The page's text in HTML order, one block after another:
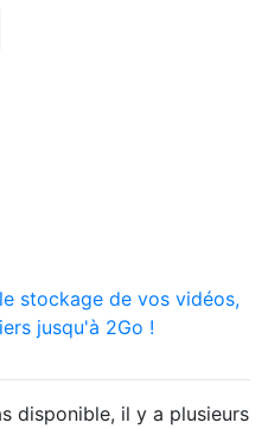
stockage de vos vidéos,
jusqu'à 2Go !
disponible, il y a plusieurs